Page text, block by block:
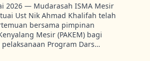
2026 — Mudarasah ISMA Mesir
Ust Nik Ahmad Khalifah telah
bersama pimpinan
Mesir (PAKEM) bagi
Program Dars…